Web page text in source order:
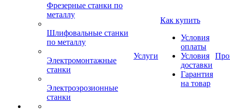
Фрезерные станки по
металлу
Шлифовальные станки
по металлу
Электромонтажные
станки
Электроэрозионные
станки
Услуги
Как купить
Условия
оплаты
Условия
доставки
Гарантия
на товар